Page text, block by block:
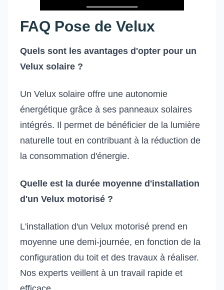
FAQ Pose de Velux
Quels sont les avantages d'opter pour un
Velux solaire ?
Un Velux solaire offre une autonomie
énergétique grâce à ses panneaux solaires
intégrés. Il permet de bénéficier de la lumière
naturelle tout en contribuant à la réduction de
la consommation d'énergie.
Quelle est la durée moyenne d'installation
d'un Velux motorisé ?
L'installation d'un Velux motorisé prend en
moyenne une demi-journée, en fonction de la
configuration du toit et des travaux à réaliser.
Nos experts veillent à un travail rapide et